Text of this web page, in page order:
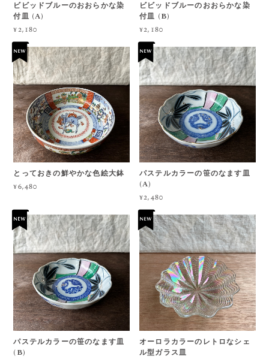
ビビッドブルーのおおらかな染
付皿 (A)
¥2,180
ビビッドブルーのおおらかな染
付皿 (B)
¥2,180
とっておきの鮮やかな色絵大鉢
¥6,480
パステルカラーの笹のなます皿
(A)
¥2,480
パステルカラーの笹のなます皿
(B)
オーロラカラーのレトロなシェ
ル型ガラス皿